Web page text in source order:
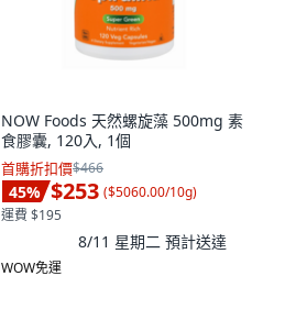
NOW Foods 天然螺旋藻 500mg 素
食膠囊, 120入, 1個
首購折扣價$466
45% $253 ($5060.00/10g)
運費 $195
8/11 星期二 預計送達
WOW免運